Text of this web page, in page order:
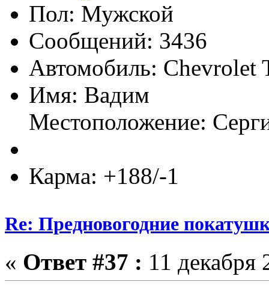
Пол:
Сообщений: 3436
Автомобиль: Chevrolet
Имя: Вадим
Местоположение:
Карма: +188/-1
Re: Предновогодние
« Ответ #37 : 11 декабря